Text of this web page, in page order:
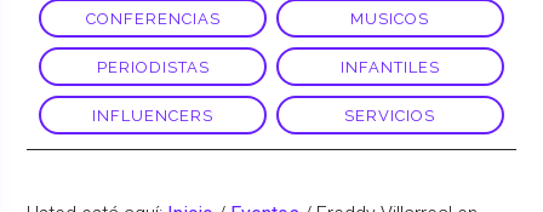
CONFERENCIAS MUSICOS
PERIODISTAS INFANTILES
INFLUENCERS SERVICIOS